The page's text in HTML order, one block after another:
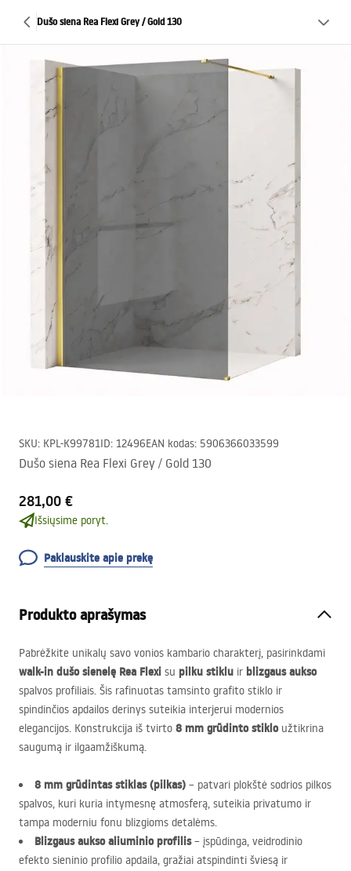
Dušo siena Rea Flexi Grey / Gold 130
SKU: KPL-K99781ID: 12496EAN kodas: 5906366033599
Dušo siena Rea Flexi Grey / Gold 130
281,00 €
Išsiųsime poryt.
Paklauskite apie prekę
Produkto aprašymas
Pabrėžkite unikalų savo vonios kambario charakterį, pasirinkdami
walk-in dušo sienelę Rea Flexi su pilku stiklu ir blizgaus aukso
spalvos profiliais. Šis rafinuotas tamsinto grafito stiklo ir
spindinčios apdailos derinys suteikia interjerui modernios
elegancijos. Konstrukcija iš tvirto 8 mm grūdinto stikloužtikrina
saugumą ir ilgaamžiškumą.
8 mm grūdintas stiklas (pilkas) – patvari plokštė sodrios pilkos
spalvos, kuri kuria intymesnę atmosferą, suteikia privatumo ir
tampa moderniu fonu blizgioms detalėms.
Blizgaus aukso aliuminio profilis– įspūdinga, veidrodinio
efekto sieninio profilio apdaila, gražiai atspindinti šviesą ir